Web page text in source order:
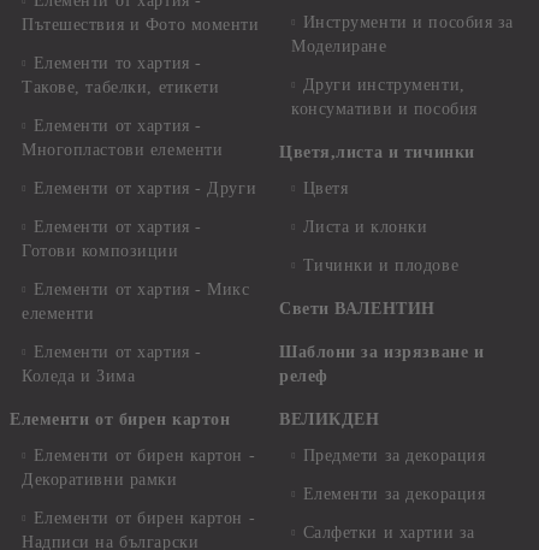
Пътешествия и Фото моменти
Елементи то хартия -
Такове, табелки, етикети
Елементи от хартия -
Многопластови елементи
Елементи от хартия - Други
Елементи от хартия -
Готови композиции
Елементи от хартия - Микс
елементи
Елементи от хартия -
Коледа и Зима
Елементи от бирен картон
Елементи от бирен картон -
Декоративни рамки
Елементи от бирен картон -
Надписи на български
Инструменти и пособия за
Моделиране
Други инструменти,
консумативи и пособия
Цветя,листа и тичинки
Цветя
Листа и клонки
Тичинки и плодове
Свети ВАЛЕНТИН
Шаблони за изрязване и
релеф
ВЕЛИКДЕН
Предмети за декорация
Елементи за декорация
Салфетки и хартии за